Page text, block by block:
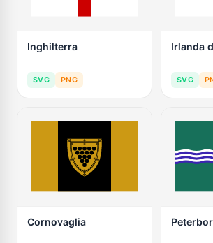
Inghilterra
SVG PNG
Irlanda
SVG
Cornovaglia